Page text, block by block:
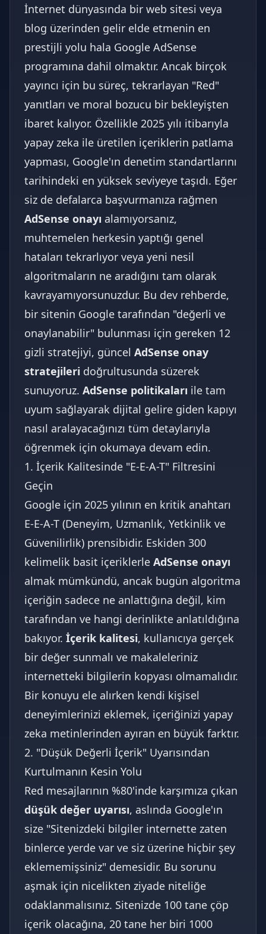
İnternet dünyasında bir web sitesi veya
blog üzerinden gelir elde etmenin en
prestijli yolu hala Google AdSense
programına dahil olmaktır. Ancak birçok
yayıncı için bu süreç, tekrarlayan "Red"
yanıtları ve moral bozucu bir bekleyişten
ibaret kalıyor. Özellikle 2025 yılı itibarıyla
yapay zeka ile üretilen içeriklerin patlama
yapması, Google'ın denetim standartlarını
tarihindeki en yüksek seviyeye taşıdı. Eğer
siz de defalarca başvurmanıza rağmen
AdSense onayı alamıyorsanız,
muhtemelen herkesin yaptığı genel
hataları tekrarlıyor veya yeni nesil
algoritmaların ne aradığını tam olarak
kavrayamıyorsunuzdur. Bu dev rehberde,
bir sitenin Google tarafından "değerli ve
onaylanabilir" bulunması için gereken 12
gizli stratejiyi, güncel AdSense onay
stratejileri doğrultusunda süzerek
sunuyoruz. AdSense politikaları ile tam
uyum sağlayarak dijital gelire giden kapıyı
nasıl aralayacağınızı tüm detaylarıyla
öğrenmek için okumaya devam edin.
1. İçerik Kalitesinde "E-E-A-T" Filtresini
Geçin
Google için 2025 yılının en kritik anahtarı
E-E-A-T (Deneyim, Uzmanlık, Yetkinlik ve
Güvenilirlik) prensibidir. Eskiden 300
kelimelik basit içeriklerle AdSense onayı
almak mümkündü, ancak bugün algoritma
içeriğin sadece ne anlattığına değil, kim
tarafından ve hangi derinlikte anlatıldığına
bakıyor. İçerik kalitesi, kullanıcıya gerçek
bir değer sunmalı ve makaleleriniz
internetteki bilgilerin kopyası olmamalıdır.
Bir konuyu ele alırken kendi kişisel
deneyimlerinizi eklemek, içeriğinizi yapay
zeka metinlerinden ayıran en büyük farktır.
2. "Düşük Değerli İçerik" Uyarısından
Kurtulmanın Kesin Yolu
Red mesajlarının %80'inde karşımıza çıkan
düşük değer uyarısı, aslında Google'ın
size "Sitenizdeki bilgiler internette zaten
binlerce yerde var ve siz üzerine hiçbir şey
eklememişsiniz" demesidir. Bu sorunu
aşmak için nicelikten ziyade niteliğe
odaklanmalısınız. Sitenizde 100 tane çöp
içerik olacağına, 20 tane her biri 1000